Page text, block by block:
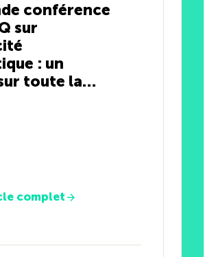
conférence
sur
: un
toute la
complet